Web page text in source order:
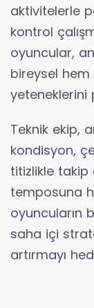
aktivitelerle
kontrol
oyuncular,
bireysel hem
yeteneklerini
Teknik ekip,
kondisyon,
titizlikle takip
temposuna
oyuncuların
saha içi
artırmayı